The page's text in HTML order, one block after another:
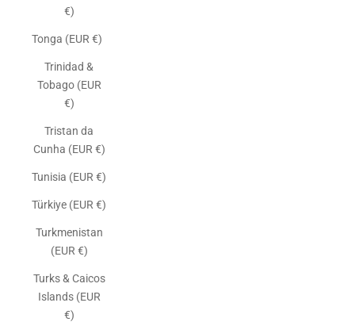
€)
Tonga (EUR €)
Trinidad &
Tobago (EUR
€)
Tristan da
Cunha (EUR €)
Tunisia (EUR €)
Türkiye (EUR €)
Turkmenistan
(EUR €)
Turks & Caicos
Islands (EUR
€)